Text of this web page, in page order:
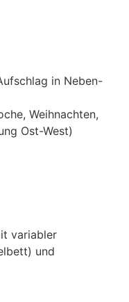
in Neben-
Weihnachten,
Ost-West)
variabler
und